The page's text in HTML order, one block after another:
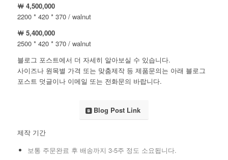
￦ 4,500,000
2200 * 420 * 370 / walnut
￦ 5,400,000
2500 * 420 * 370 / walnut
블로그 포스트에서 더 자세히 알아보실 수 있습니다.
사이즈나 원목별 가격 또는 맞춤제작 등 제품문의는 아래 블로그
포스트 덧글이나 이메일 또는 전화문의 바랍니다.
Blog Post Link
제작 기간
보통 주문완료 후 배송까지 3-5주 정도 소요됩니다.